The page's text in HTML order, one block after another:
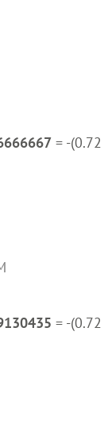
= -(0.72
= -(0.72